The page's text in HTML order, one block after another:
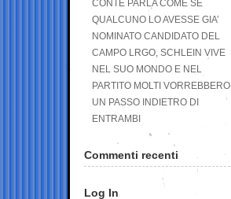
CONTE PARLA COME SE
QUALCUNO LO AVESSE GIA’
NOMINATO CANDIDATO DEL
CAMPO LRGO, SCHLEIN VIVE
NEL SUO MONDO E NEL
PARTITO MOLTI VORREBBERO
UN PASSO INDIETRO DI
ENTRAMBI
Commenti recenti
Log In